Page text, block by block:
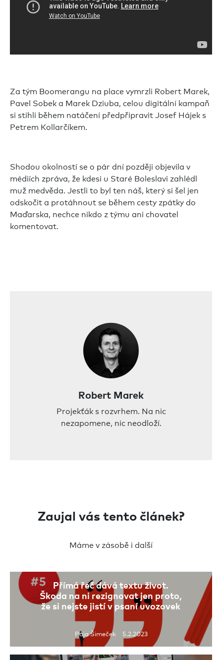
Za tým Boomerangu na place vymrzli Robert Marek,
Pavel Sobek a Marek Dziuba, celou digitální kampaň
si stihli během natáčení předpřipravit Josef Hájek s
Petrem Kollarčíkem.
Shodou okolností se o pár dní později objevila v
médiích zpráva, že kdesi u Staré Boleslavi zahlédl
muž medvěda. Jestli to byl ten náš, který si šel jen
odskočit a protáhnout se během cesty zpátky do
Maďarska, nechce nikdo z týmu ani chovatel
komentovat.
Robert Marek
Projekťák s rozvrhem. Na nic
nezapomene, nic neodloží.
Zaujal vás tento článek?
Máme v zásobě i další
Přímá řeč dává textu život.
Škoda na ni rezignovat jen proto,
že si nejste jistí v psaní uvozovek
Pája Šimeček 5.2.2023